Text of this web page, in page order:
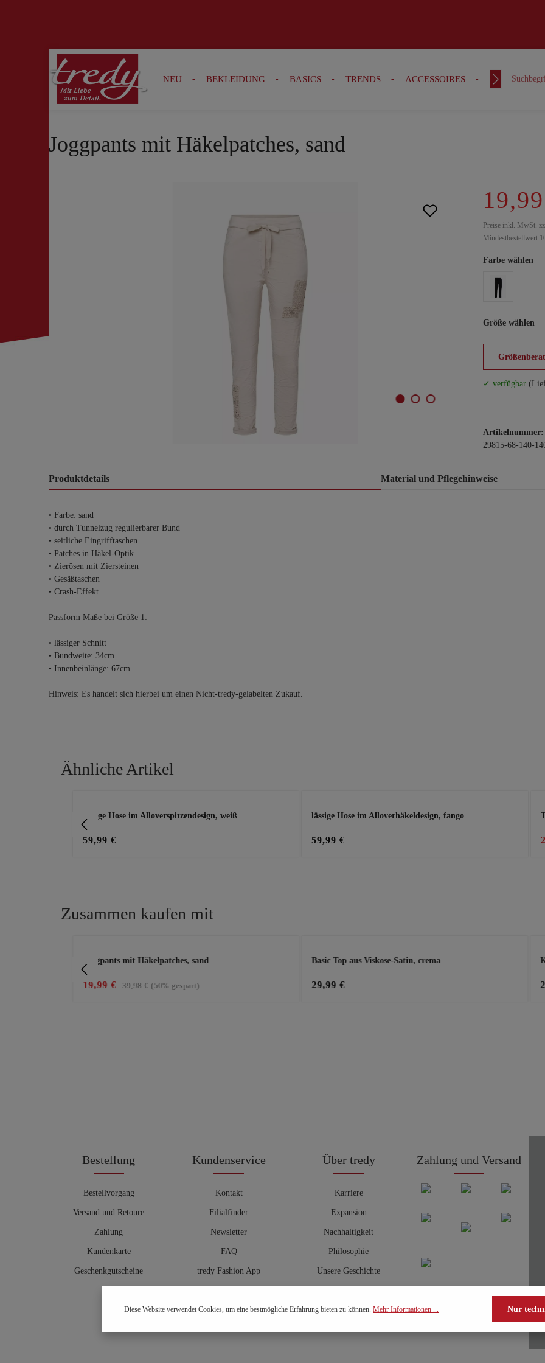
Zur Suche springen Zur Hauptnavigation springen
NEU BEKLEIDUNG BASICS TRENDS ACCESSOIRES OUTFITS
Joggpants mit Häkelpatches, sand
Preise inkl. MwSt.
Mindestbestellwert
Farbe wählen
Größe wählen
✓ verfügbar
Artikelnummer:
29815-68-140-
Produktdetails Material und Pflegehinweise
• Farbe: sand
• durch Tunnelzug regulierbarer Bund
• seitliche Eingrifftaschen
• Patches in Häkel-Optik
• Zierösen mit Ziersteinen
• Gesäßtaschen
• Crash-Effekt
Passform Maße bei Größe 1:
• lässiger Schnitt
• Bundweite: 34cm
• Innenbeinlänge: 67cm
Hinweis: Es handelt sich hierbei um einen Nicht-tredy-gelabelten Zukauf.
Ähnliche Artikel
lässige Hose im Alloverspitzendesign, weiß
59,99 €
lässige Hose im Alloverhäkeldesign, fango
59,99 €
Zusammen kaufen mit
Joggpants mit Häkelpatches, sand
19,99 € 39,98 €(50% gespart)
Basic Top aus Viskose-Satin, crema
29,99 €
Bestellung
Bestellvorgang
Versand und Retoure
Zahlung
Kundenkarte
Geschenkgutscheine
Kundenservice
Kontakt
Filialfinder
Newsletter
FAQ
tredy Fashion App
Hosenberater
Über tredy
Karriere
Expansion
Nachhaltigkeit
Philosophie
Unsere Geschichte
Zahlung und Versand
Diese Website verwendet Cookies, um eine bestmögliche Erfahrung bieten zu können. Mehr Informationen ... Nur